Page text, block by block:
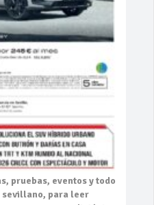
pruebas, eventosy todo
para leer